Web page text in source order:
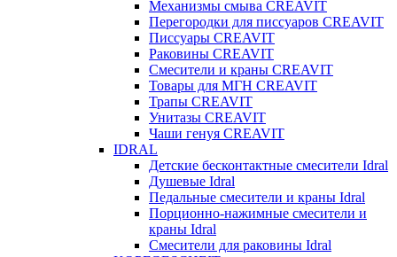
Механизмы смыва CREAVIT
Перегородки для писсуаров CREAVIT
Писсуары CREAVIT
Раковины CREAVIT
Смесители и краны CREAVIT
Товары для МГН CREAVIT
Трапы CREAVIT
Унитазы CREAVIT
Чаши генуя CREAVIT
IDRAL
Детские бесконтактные смесители Idral
Душевые Idral
Педальные смесители и краны Idral
Порционно-нажимные смесители и
краны Idral
Смеcители для раковины Idral